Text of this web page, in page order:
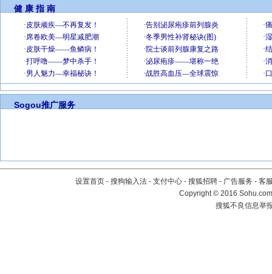
健 康 指 南
Sogou推广服务
设置首页 - 搜狗输入法 - 支付中心 - 搜狐招聘 - 广告服务 - 客
Copyright©2016
搜狐不良信息举